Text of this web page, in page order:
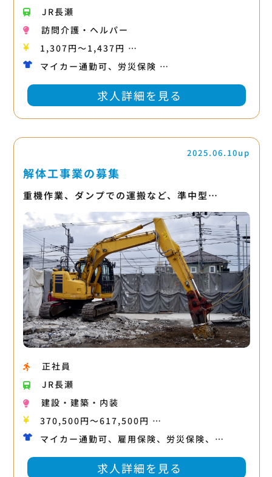
JR長瀬
訪問介護・ヘルパー
1,307円〜1,437円 …
マイカー通勤可、労災保険 …
求人詳細を見る
2025.06.10up
解体工事業の募集
重機作業、ダンプでの運搬など、準中型…
正社員
JR長瀬
建設・建築・内装
370,500円〜617,500円 …
マイカー通勤可、雇用保険、労災保険、…
求人詳細を見る